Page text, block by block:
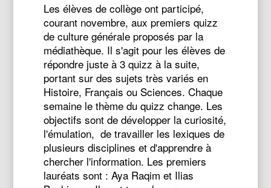
Les élèves de collège ont participé,
courant novembre, aux premiers quizz
de culture générale proposés par la
médiathèque. Il s'agit pour les élèves de
répondre juste à 3 quizz à la suite,
portant sur des sujets très variés en
Histoire, Français ou Sciences. Chaque
semaine le thème du quizz change. Les
objectifs sont de développer la curiosité,
l'émulation, de travailler les lexiques de
plusieurs disciplines et d'apprendre à
chercher l'information. Les premiers
lauréats sont : Aya Raqim et Ilias